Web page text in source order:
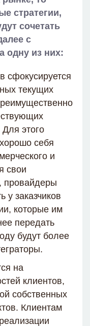
стратегии,
сочетать
с
одну из них:
сфокусируется
текущих
этого
себя
и
свои
провайдеры
у заказчиков
которые им
передать
будут более
на
клиентов,
собственных
Клиентам